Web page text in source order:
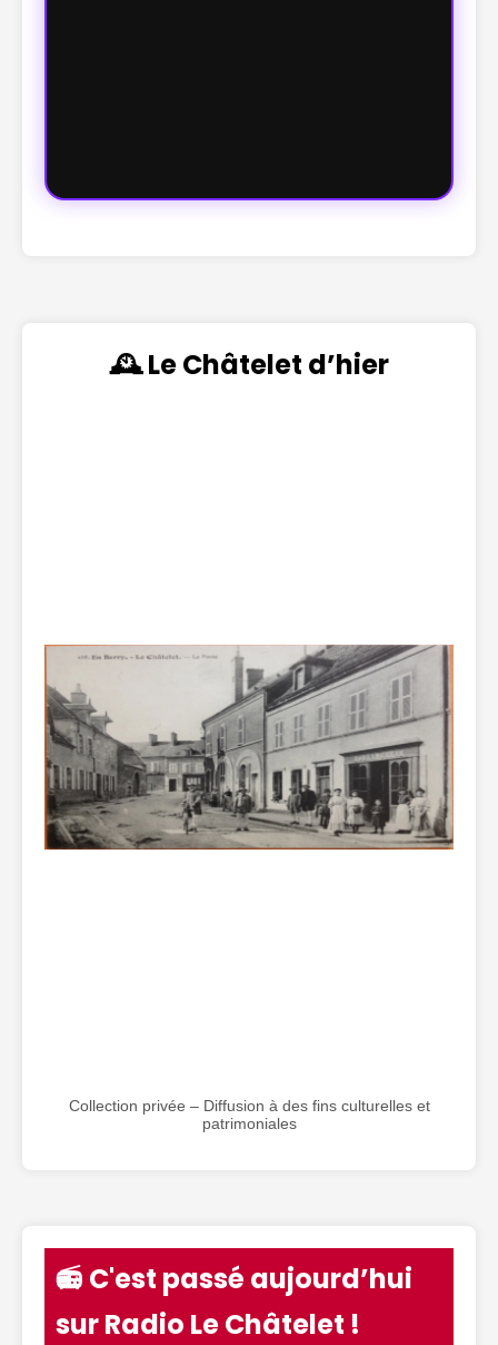
🕰️ Le Châtelet d’hier
Collection privée – Diffusion à des fins culturelles et
patrimoniales
📻 C'est passé aujourd’hui
sur Radio Le Châtelet !